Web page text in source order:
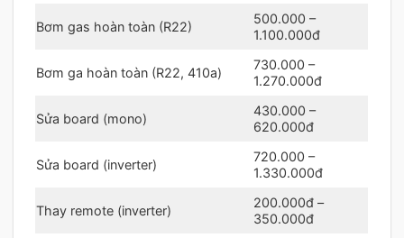
Bơm gas hoàn toàn (R22)
500.000 –
1.100.000đ
Bơm ga hoàn toàn (R22, 410a)
730.000 –
1.270.000đ
Sửa board (mono)
430.000 –
620.000đ
Sửa board (inverter)
720.000 –
1.330.000đ
Thay remote (inverter)
200.000đ –
350.000đ